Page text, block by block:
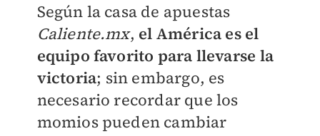
Según la casa de apuestas
Caliente.mx, el América es el
equipo favorito para llevarse la
victoria; sin embargo, es
necesario recordar que los
momios pueden cambiar